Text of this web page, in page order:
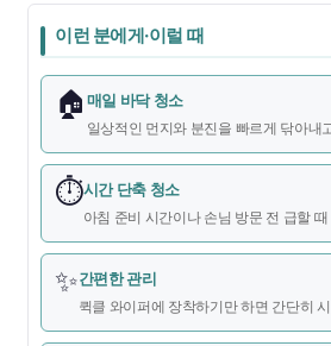
이런 분에게·이럴 때
🏠 매일 바닥 청소
일상적인 먼지와 분진을 빠르게 닦아내
⏱️시간 단축 청소
아침 준비 시간이나 손님 방문 전 급할 때
✨간편한 관리
퀵클 와이퍼에 장착하기만 하면 간단히